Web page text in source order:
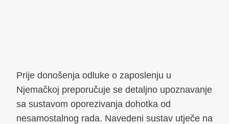
Prije donošenja odluke o zaposlenju u
Njemačkoj preporučuje se detaljno upoznavanje
sa sustavom oporezivanja dohotka od
nesamostalnog rada. Navedeni sustav utječe na